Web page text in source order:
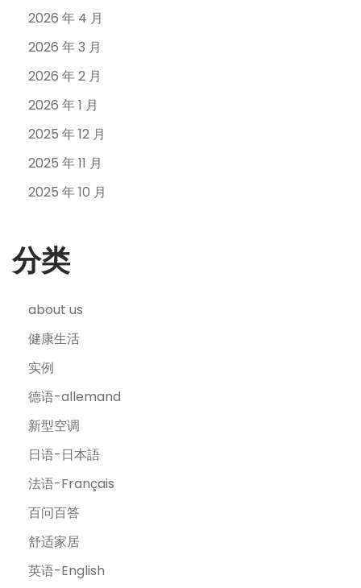
2026 年 4 月
2026 年 3 月
2026 年 2 月
2026 年 1 月
2025 年 12 月
2025 年 11 月
2025 年 10 月
分类
about us
健康生活
实例
德语-allemand
新型空调
日语-日本語
法语-Français
百问百答
舒适家居
英语-English